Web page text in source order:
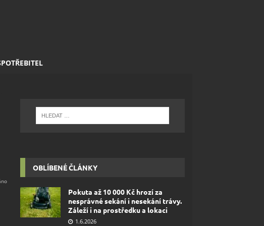
OBLÍBENÉ ČLÁNKY
Pokuta až 10 000 Kč hrozí za
nesprávné sekání i nesekání trávy.
Záleží i na prostředku a lokaci
1.6.2026